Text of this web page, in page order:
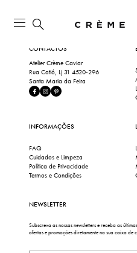
CONTACTOS
Atelier Crème Caviar
Rua Catió, Lj 31 4520-296
Santa Maria da Feira
INFORMAÇÕES
FAQ
Cuidados e Limpeza
Política de Privacidade
Termos e Condições
NEWSLETTER
Subscreva as nossas newsletters e receba as últimas
ofertas e promoções diretamente na sua caixa de